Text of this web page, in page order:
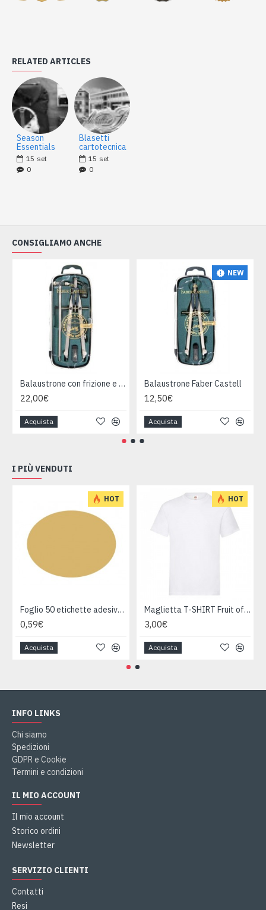
RELATED ARTICLES
Season
Essentials
15 set
0
Blasetti
cartotecnica
15 set
0
CONSIGLIAMO ANCHE
Balaustrone con frizione e accessori Faber Castell
22,00€
Acquista
NEW
Balaustrone Faber Castell
12,50€
Acquista
I PIÙ VENDUTI
HOT
Foglio 50 etichette adesive ovali ORO mm 36x27
0,59€
Acquista
HOT
Maglietta T-SHIRT Fruit of The Loom HEAVY varie taglie
3,00€
Acquista
INFO LINKS
Chi siamo
Spedizioni
GDPR e Cookie
Termini e condizioni
IL MIO ACCOUNT
Il mio account
Storico ordini
Newsletter
SERVIZIO CLIENTI
Contatti
Resi